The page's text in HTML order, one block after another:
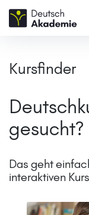
Kursfinder
gesucht?
Das geht
interaktiven